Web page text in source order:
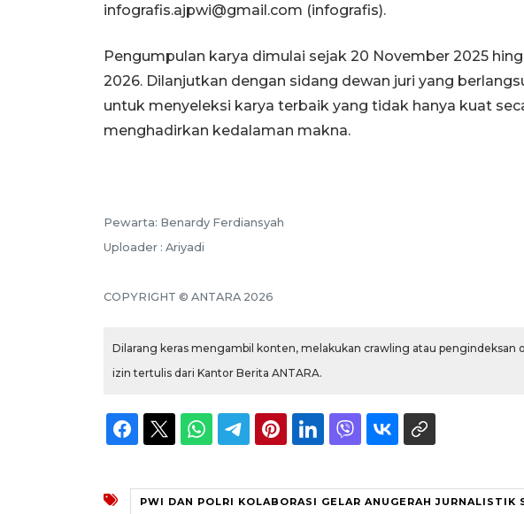
infografis.ajpwi@gmail.com (infografis).
Pengumpulan karya dimulai sejak 20 November 2025
2026. Dilanjutkan dengan sidang dewan juri yang
untuk menyeleksi karya terbaik yang tidak hanya kuat
menghadirkan kedalaman makna.
Pewarta: Benardy Ferdiansyah
Uploader : Ariyadi
COPYRIGHT © ANTARA 2026
Dilarang keras mengambil konten, melakukan crawling atau pengindeksan
izin tertulis dari Kantor Berita ANTARA.
PWI DAN POLRI KOLABORASI GELAR ANUGERAH